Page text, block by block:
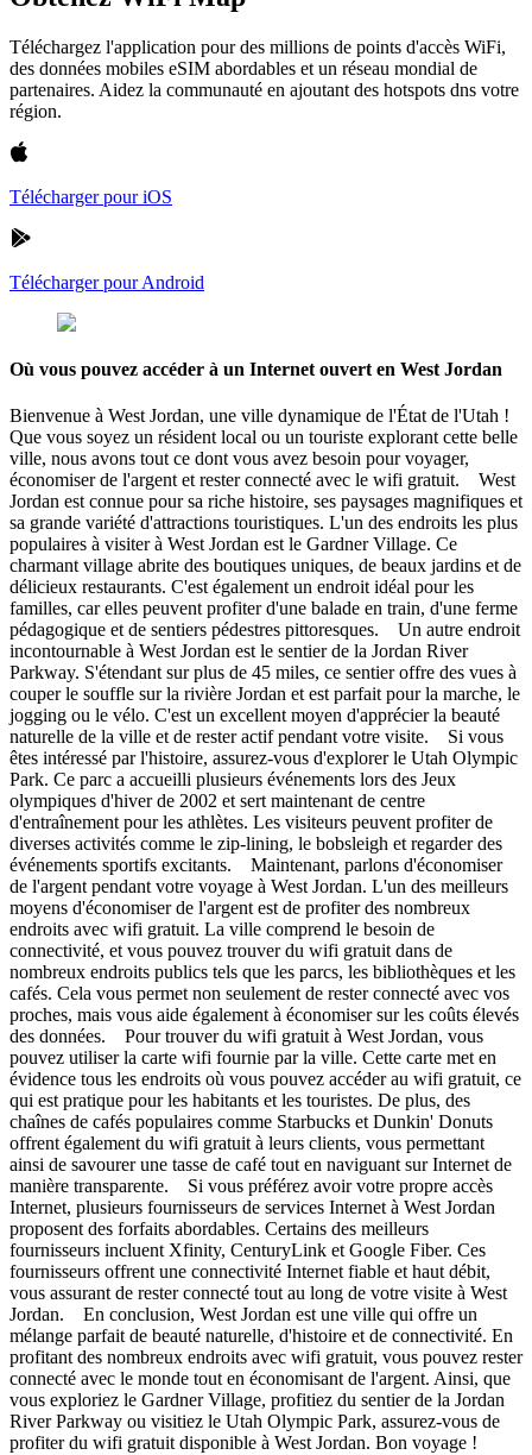
Téléchargez l'application pour des millions de points d'accès WiFi,
des données mobiles eSIM abordables et un réseau mondial de
partenaires. Aidez la communauté en ajoutant des hotspots dns votre
région.
Télécharger pour iOS
Télécharger pour Android
Où vous pouvez accéder à un Internet ouvert en West Jordan
Bienvenue à West Jordan, une ville dynamique de l'État de l'Utah !
Que vous soyez un résident local ou un touriste explorant cette belle
ville, nous avons tout ce dont vous avez besoin pour voyager,
économiser de l'argent et rester connecté avec le wifi gratuit. West
Jordan est connue pour sa riche histoire, ses paysages magnifiques et
sa grande variété d'attractions touristiques. L'un des endroits les plus
populaires à visiter à West Jordan est le Gardner Village. Ce
charmant village abrite des boutiques uniques, de beaux jardins et de
délicieux restaurants. C'est également un endroit idéal pour les
familles, car elles peuvent profiter d'une balade en train, d'une ferme
pédagogique et de sentiers pédestres pittoresques. Un autre endroit
incontournable à West Jordan est le sentier de la Jordan River
Parkway. S'étendant sur plus de 45 miles, ce sentier offre des vues à
couper le souffle sur la rivière Jordan et est parfait pour la marche, le
jogging ou le vélo. C'est un excellent moyen d'apprécier la beauté
naturelle de la ville et de rester actif pendant votre visite. Si vous
êtes intéressé par l'histoire, assurez-vous d'explorer le Utah Olympic
Park. Ce parc a accueilli plusieurs événements lors des Jeux
olympiques d'hiver de 2002 et sert maintenant de centre
d'entraînement pour les athlètes. Les visiteurs peuvent profiter de
diverses activités comme le zip-lining, le bobsleigh et regarder des
événements sportifs excitants. Maintenant, parlons d'économiser
de l'argent pendant votre voyage à West Jordan. L'un des meilleurs
moyens d'économiser de l'argent est de profiter des nombreux
endroits avec wifi gratuit. La ville comprend le besoin de
connectivité, et vous pouvez trouver du wifi gratuit dans de
nombreux endroits publics tels que les parcs, les bibliothèques et les
cafés. Cela vous permet non seulement de rester connecté avec vos
proches, mais vous aide également à économiser sur les coûts élevés
des données. Pour trouver du wifi gratuit à West Jordan, vous
pouvez utiliser la carte wifi fournie par la ville. Cette carte met en
évidence tous les endroits où vous pouvez accéder au wifi gratuit, ce
qui est pratique pour les habitants et les touristes. De plus, des
chaînes de cafés populaires comme Starbucks et Dunkin' Donuts
offrent également du wifi gratuit à leurs clients, vous permettant
ainsi de savourer une tasse de café tout en naviguant sur Internet de
manière transparente. Si vous préférez avoir votre propre accès
Internet, plusieurs fournisseurs de services Internet à West Jordan
proposent des forfaits abordables. Certains des meilleurs
fournisseurs incluent Xfinity, CenturyLink et Google Fiber. Ces
fournisseurs offrent une connectivité Internet fiable et haut débit,
vous assurant de rester connecté tout au long de votre visite à West
Jordan. En conclusion, West Jordan est une ville qui offre un
mélange parfait de beauté naturelle, d'histoire et de connectivité. En
profitant des nombreux endroits avec wifi gratuit, vous pouvez rester
connecté avec le monde tout en économisant de l'argent. Ainsi, que
vous exploriez le Gardner Village, profitiez du sentier de la Jordan
River Parkway ou visitiez le Utah Olympic Park, assurez-vous de
profiter du wifi gratuit disponible à West Jordan. Bon voyage !